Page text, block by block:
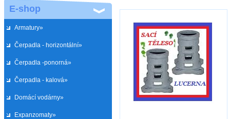
E-shop
Armatury»
Čerpadla - horizontální»
Čerpadla -ponorná»
Čerpadla - kalová»
Domácí vodárny»
Expanzomaty»